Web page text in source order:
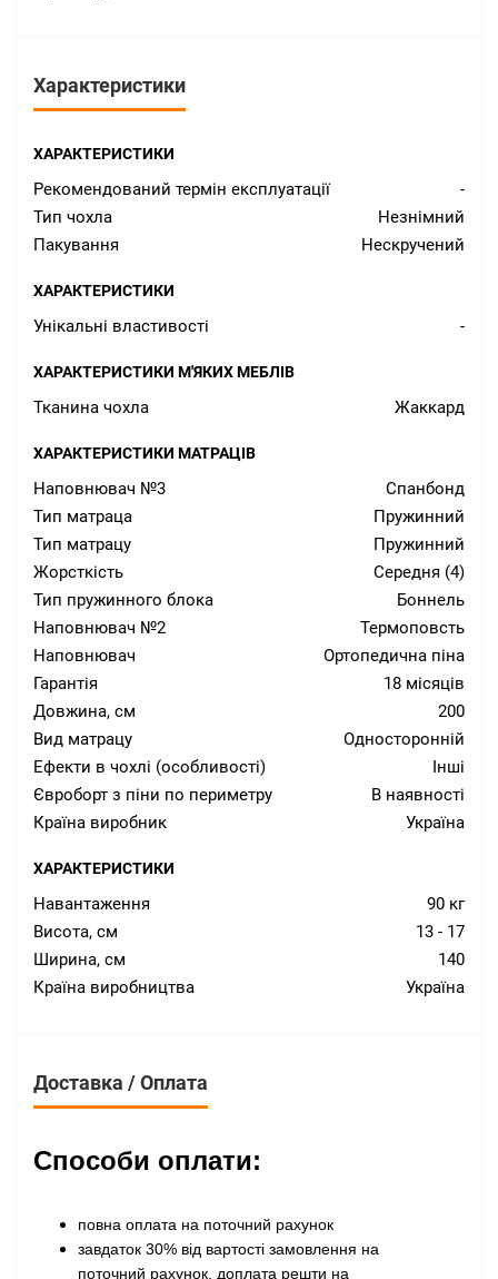
Характеристики
ХАРАКТЕРИСТИКИ
Рекомендований термін експлуатації
-
Тип чохла
Незнімний
Пакування
Нескручений
ХАРАКТЕРИСТИКИ
Унікальні властивості -
ХАРАКТЕРИСТИКИ М'ЯКИХ МЕБЛІВ
Тканина чохла Жаккард
ХАРАКТЕРИСТИКИ МАТРАЦІВ
Наповнювач №3
Спанбонд
Тип матраца
Пружинний
Тип матрацу
Пружинний
Жорсткість
Середня (4)
Тип пружинного блока
Боннель
Наповнювач №2
Термоповсть
Наповнювач
Ортопедична піна
Гарантія
18 місяців
Довжина, см
200
Вид матрацу
Односторонній
Ефекти в чохлі (особливості)
Інші
Євроборт з піни по периметру
В наявності
Країна виробник
Україна
ХАРАКТЕРИСТИКИ
Навантаження
90 кг
Висота, см
13 - 17
Ширина, см
140
Країна виробництва
Україна
Доставка / Оплата
Способи оплати:
повна оплата на поточний рахунок
завдаток 30% від вартості замовлення на
поточний рахунок, доплата решти на